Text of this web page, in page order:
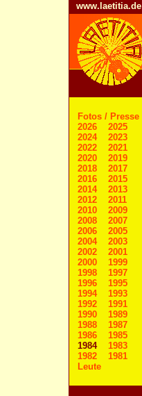
www.laetitia.de
Fotos / Presse
2026
2025
2024
2023
2022
2021
2020
2019
2018
2017
2016
2015
2014
2013
2012
2011
2010
2009
2008
2007
2006
2005
2004
2003
2002
2001
2000
1999
1998
1997
1996
1995
1994
1993
1992
1991
1990
1989
1988
1987
1986
1985
1984
1983
1982
1981
Leute